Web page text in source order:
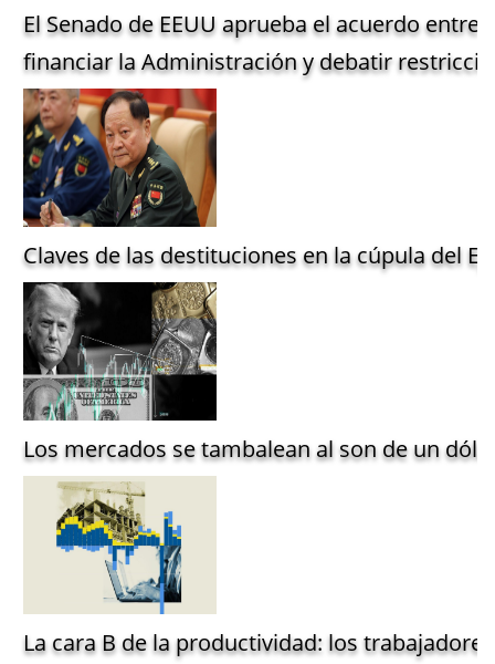
El Senado de EEUU aprueba el acuerdo entre
financiar la Administración y debatir
Claves de las destituciones en la cúpula del
Los mercados se tambalean al son de un
La cara B de la productividad: los